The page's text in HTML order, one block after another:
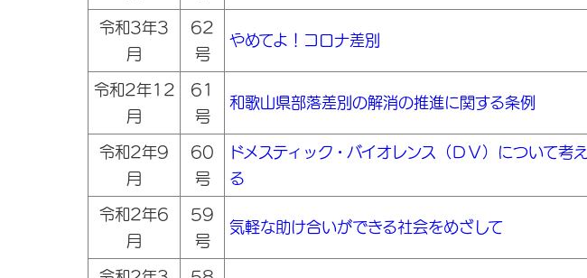
令和3年3
月
62
号
やめてよ！コロナ差別
令和2年12
月
61
号
和歌山県部落差別の解消の推進に関する条例
令和2年9
月
60
号
ドメスティック・バイオレンス（ＤＶ）について考え
る
令和2年6
月
59
号
気軽な助け合いができる社会をめざして